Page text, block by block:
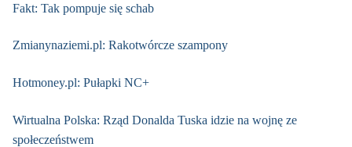
Fakt: Tak pompuje się schab
Zmianynaziemi.pl: Rakotwórcze szampony
Hotmoney.pl: Pułapki NC+
Wirtualna Polska: Rząd Donalda Tuska idzie na wojnę ze
społeczeństwem